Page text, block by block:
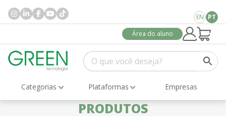
EN PT
Área do aluno
Categorias Plataformas Empresas
PRODUTOS